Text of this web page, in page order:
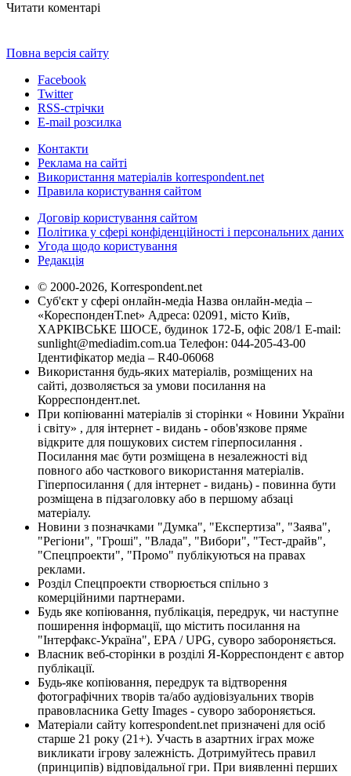
Читати коментарі
Повна версія сайту
Facebook
Twitter
RSS-стрічки
E-mail розсилка
Контакти
Реклама на сайті
Використання матеріалів korrespondent.net
Правила користування сайтом
Договір користування сайтом
Політика у сфері конфіденційності і персональних даних
Угода щодо користування
Редакція
© 2000-2026, Korrespondent.net
Суб'єкт у сфері онлайн-медіа Назва онлайн-медіа –
«КореспонденТ.net» Адреса: 02091, місто Київ,
ХАРКІВСЬКЕ ШОСЕ, будинок 172-Б, офіс 208/1 E-mail:
sunlight@mediadim.com.ua Телефон: 044-205-43-00
Ідентифікатор медіа – R40-06068
Використання будь-яких матеріалів, розміщених на
сайті, дозволяється за умови посилання на
Корреспондент.net.
При копіюванні матеріалів зі сторінки « Новини України
і світу» , для інтернет - видань - обов'язкове пряме
відкрите для пошукових систем гіперпосилання .
Посилання має бути розміщена в незалежності від
повного або часткового використання матеріалів.
Гіперпосилання ( для інтернет - видань) - повинна бути
розміщена в підзаголовку або в першому абзаці
матеріалу.
Новини з позначками "Думка", "Експертиза", "Заява",
"Регіони", "Гроші", "Влада", "Вибори", "Тест-драйв",
"Спецпроекти", "Промо" публікуються на правах
реклами.
Розділ Спецпроекти створюється спільно з
комерційними партнерами.
Будь яке копіювання, публікація, передрук, чи наступне
поширення інформації, що містить посилання на
"Інтерфакс-Україна", EPA / UPG, суворо забороняється.
Власник веб-сторінки в розділі Я-Корреспондент є автор
публікації.
Будь-яке копіювання, передрук та відтворення
фотографічних творів та/або аудіовізуальних творів
правовласника Getty Images - суворо забороняється.
Матеріали сайту korrespondent.net призначені для осіб
старше 21 року (21+). Участь в азартних іграх може
викликати ігрову залежність. Дотримуйтесь правил
(принципів) відповідальної гри. При виявленні перших